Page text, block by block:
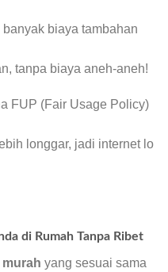
biaya tambahan
tanpa biaya aneh-aneh!
FUP (Fair Usage Policy)
longgar, jadi internet lo
di Rumah Tanpa Ribet
yang sesuai sama